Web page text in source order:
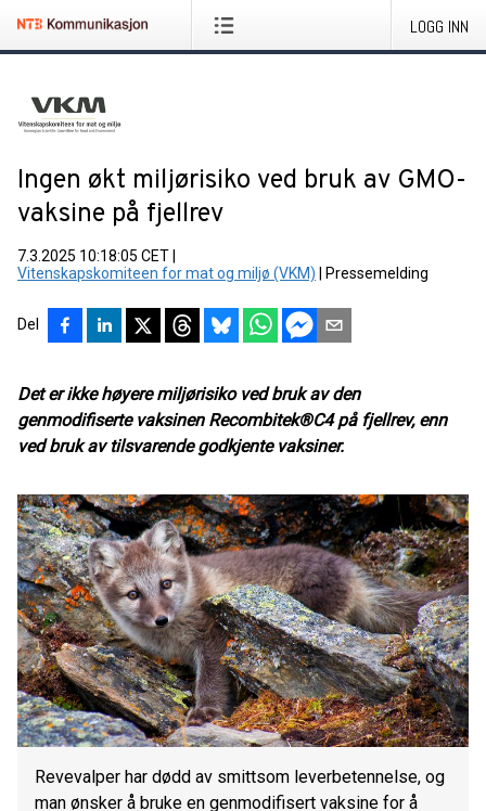
LOGG INN
Ingen økt miljørisiko ved bruk av GMO-
vaksine på fjellrev
7.3.2025 10:18:05 CET
Vitenskapskomiteen for mat og miljø (VKM)
Pressemelding
Del
Det er ikke høyere miljørisiko ved bruk av den
genmodifiserte vaksinen Recombitek®C4 på fjellrev, enn
ved bruk av tilsvarende godkjente vaksiner.
Revevalper har dødd av smittsom leverbetennelse, og
man ønsker å bruke en genmodifisert vaksine for å